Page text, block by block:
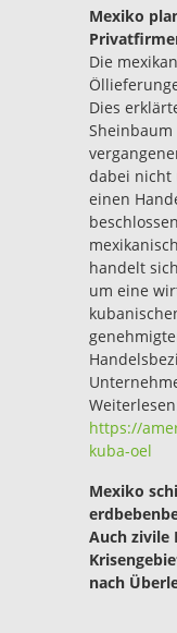
Mexiko
Die
Dies
dabei nicht
einen
handelt
um eine
https://
kuba-oel
Mexiko
Auch zivile
nach